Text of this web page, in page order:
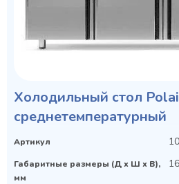
Холодильный стол
среднетемпературный
Артикул
Габаритные размеры (Д х Ш х В),
мм